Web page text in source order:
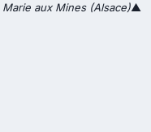
aux Mines (Alsace)▲